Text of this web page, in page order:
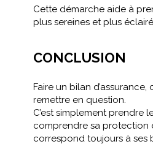
Cette démarche aide à
plus sereines et plus
CONCLUSION
Faire un bilan d’assurance,
remettre en question.
C’est simplement prendre
comprendre sa protection
correspond toujours à ses